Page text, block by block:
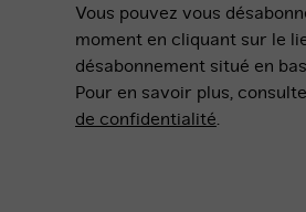
Vous pouvez vous
moment en cliquant sur le
désabonnement situé en
Pour en savoir plus,
de confidentialité